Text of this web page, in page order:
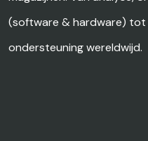
(software & hardware) tot
ondersteuning wereldwijd.